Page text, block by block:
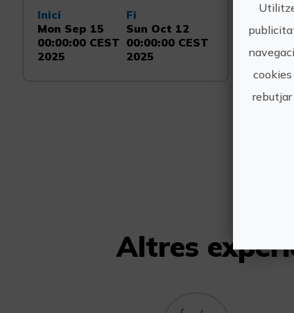
Inici
Mon Sep 15
00:00:00 CEST
2025
Fi
Sun Oct 12
00:00:00 CEST
2025
Altres